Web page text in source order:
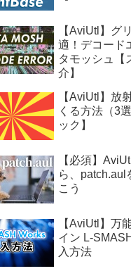
【AviUtl】グ
適！デコード
タモッシュ【
介】
【AviUtl】放
くる方法（3
ック】
【必須】
ら、patch.aul
こう
【AviUtl】万
イン L-
入方法